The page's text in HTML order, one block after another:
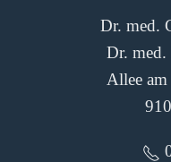
Dr. med.
Dr. med.
Allee